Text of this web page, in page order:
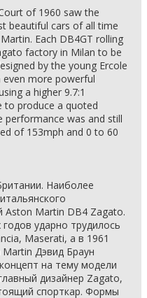
of 1960 saw the
beautiful cars of all time
Each DB4GT rolling
factory in Milan to be
by the young Ercole
even more powerful
a higher 9.7:1
to produce a quoted
performance was and still
of 153mph and 0 to 60
Наиболее
Aston Martin DB4 Zagato.
ударно трудилось
Maserati, а в 1961
Дэвид Браун
на тему модели
дизайнер Zagato,
спорткар. Формы